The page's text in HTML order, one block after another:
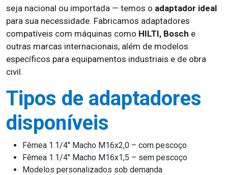
seja nacional ou importada — temos o adaptador ideal
para sua necessidade. Fabricamos adaptadores
compatíveis com máquinas como HILTI, Bosch e
outras marcas internacionais, além de modelos
específicos para equipamentos industriais e de obra
civil.
Tipos de adaptadores
disponíveis
Fêmea 1.1/4″ Macho M16x2,0 – com pescoço
Fêmea 1.1/4″ Macho M16x1,5 – sem pescoço
Modelos personalizados sob demanda